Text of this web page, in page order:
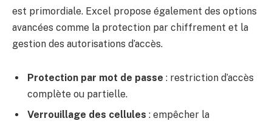
est primordiale. Excel propose également des options
avancées comme la protection par chiffrement et la
gestion des autorisations d’accès.
Protection par mot de passe : restriction d’accès
complète ou partielle.
Verrouillage des cellules : empêcher la